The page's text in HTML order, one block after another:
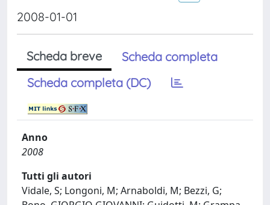
2008-01-01
Scheda breve
Scheda completa
Scheda completa (DC)
Anno
2008
Tutti gli autori
Vidale, S; Longoni, M; Arnaboldi, M; Bezzi, G;